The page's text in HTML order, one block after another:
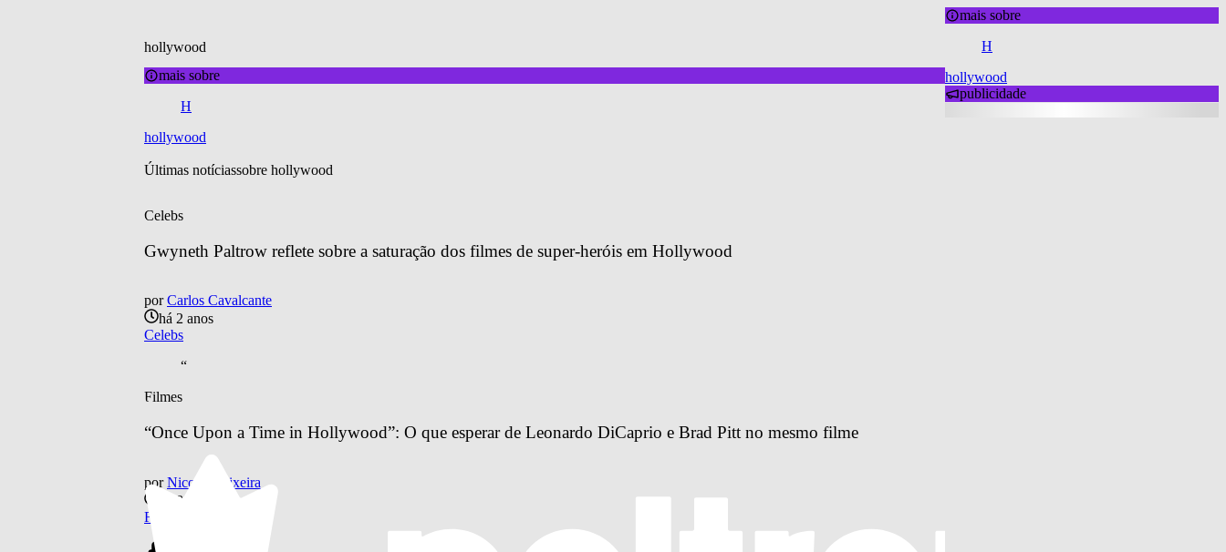
hollywood
mais sobre
H
hollywood
Últimas notíciassobre hollywood
Celebs
Gwyneth Paltrow reflete sobre a saturação dos filmes de super-heróis em Hollywood
por Carlos Cavalcante
há 2 anos
Celebs
“
Filmes
“Once Upon a Time in Hollywood”: O que esperar de Leonardo DiCaprio e Brad Pitt no mesmo filme
por Nicolas Teixeira
há 8 anos
Filmes
mais sobre
H
hollywood
publicidade